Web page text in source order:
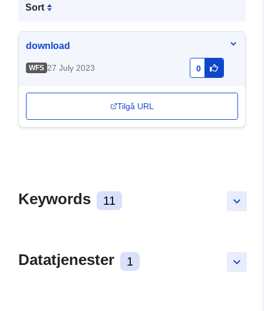
Sort
download
WFS 27 July 2023 0
Tilgå URL
keyboard_arrow_down
Keywords 11
keyboard_arrow_down
Datatjenester 1